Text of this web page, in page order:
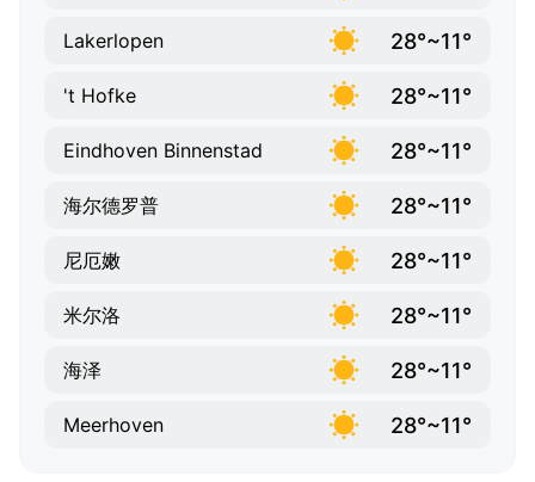
Lakerlopen 28°~11°
't Hofke 28°~11°
Eindhoven Binnenstad 28°~11°
海尔德罗普 28°~11°
尼厄嫩 28°~11°
米尔洛 28°~11°
海泽 28°~11°
Meerhoven 28°~11°